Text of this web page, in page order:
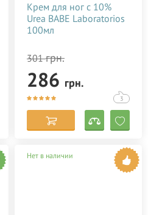
Крем для ног с 10%
Urea BABE Laboratorios
100мл
301грн.
286 грн.
3
Нет в наличии